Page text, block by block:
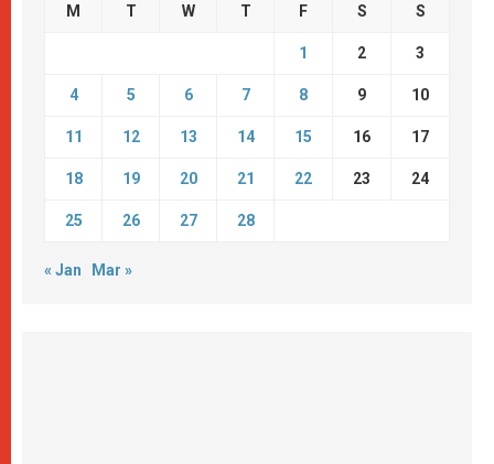
M T W T F S S
1 2 3
4 5 6 7 8 9 10
11 12 13 14 15 16 17
18 19 20 21 22 23 24
25 26 27 28
« Jan Mar »